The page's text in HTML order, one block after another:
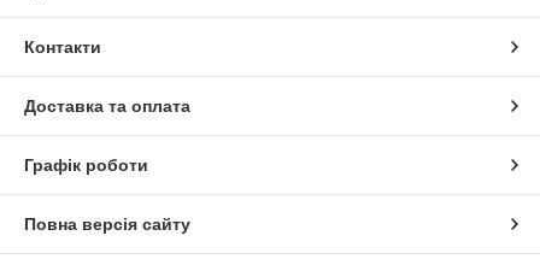
Контакти
Доставка та оплата
Графік роботи
Повна версія сайту